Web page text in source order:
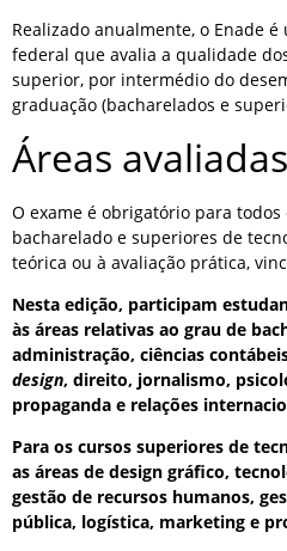
Realizado anualmente, o Enade
federal que avalia a qualidade
superior, por intermédio do
graduação (bacharelados e
Áreas avaliadas
O exame é obrigatório para
bacharelado e superiores de
teórica ou à avaliação prática,
Nesta edição, participam
às áreas relativas ao grau de
administração, ciências
design, direito, jornalismo,
propaganda e relações
Para os cursos superiores de
as áreas de design gráfico,
gestão de recursos humanos,
pública, logística, marketing e